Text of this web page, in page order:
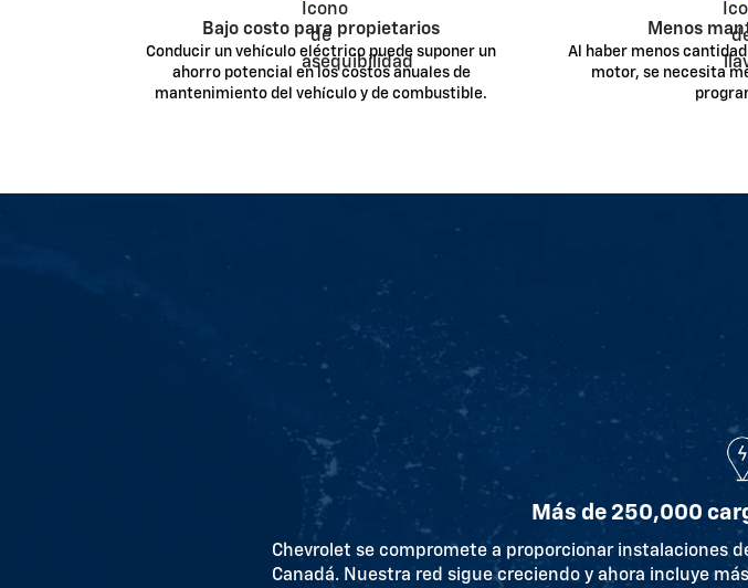
Bajo costo para propietarios
Conducir un vehículo eléctrico puede suponer un
ahorro potencial en los costos anuales de
mantenimiento del vehículo y de combustible.
Menos
Al haber menos
motor, se necesita
Más de 250,000
Chevrolet se compromete a proporcionar instalaciones
Canadá. Nuestra red sigue creciendo y ahora incluye